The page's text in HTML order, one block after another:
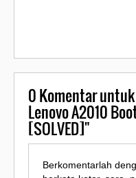
0Komentar
Lenovo A2010
[SOLVED]"
Berkomentarlah